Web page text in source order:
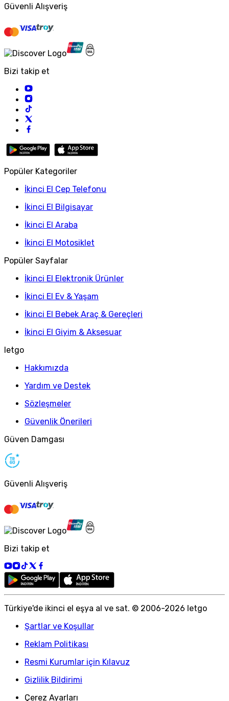
Güvenli Alışveriş
Bizi takip et
Popüler Kategoriler
İkinci El Cep Telefonu
İkinci El Bilgisayar
İkinci El Araba
İkinci El Motosiklet
Popüler Sayfalar
İkinci El Elektronik Ürünler
İkinci El Ev & Yaşam
İkinci El Bebek Araç & Gereçleri
İkinci El Giyim & Aksesuar
letgo
Hakkımızda
Yardım ve Destek
Sözleşmeler
Güvenlik Önerileri
Güven Damgası
Güvenli Alışveriş
Bizi takip et
Türkiye'de ikinci el eşya al ve sat. © 2006-2026 letgo
Şartlar ve Koşullar
Reklam Politikası
Resmi Kurumlar için Kılavuz
Gizlilik Bildirimi
Çerez Ayarları